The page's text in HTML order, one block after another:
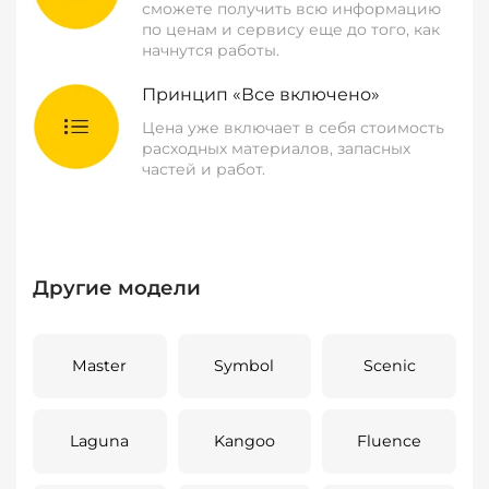
сможете получить всю информацию
по ценам и сервису еще до того, как
начнутся работы.
Принцип «Все включено»
Цена уже включает в себя стоимость
расходных материалов, запасных
частей и работ.
Другие модели
Master Symbol Scenic
Laguna Kangoo Fluence